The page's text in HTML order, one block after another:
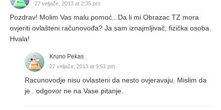
27 veljače, 2013 at 2:35 pm
Pozdrav! Molim Vas malu pomoć...Da li mi Obrazac TZ mora
ovjeriti ovlašteni računovođa? Ja sam iznajmljivač, fizička osoba.
Hvala!
Kruno Pekas
27 veljače, 2013 at 9:51 pm
Racunovodje nisu ovlasteni da nesto ovjeravaju. Mislim da
je . odgovor ne na Vase pitanje.